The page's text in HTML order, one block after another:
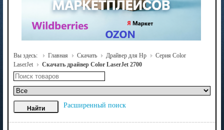
Вы здесь: Главная Скачать Драйвер для Hp
Серия Color
LaserJet
Скачать драйвер Color LaserJet 2700
Расширенный поиск